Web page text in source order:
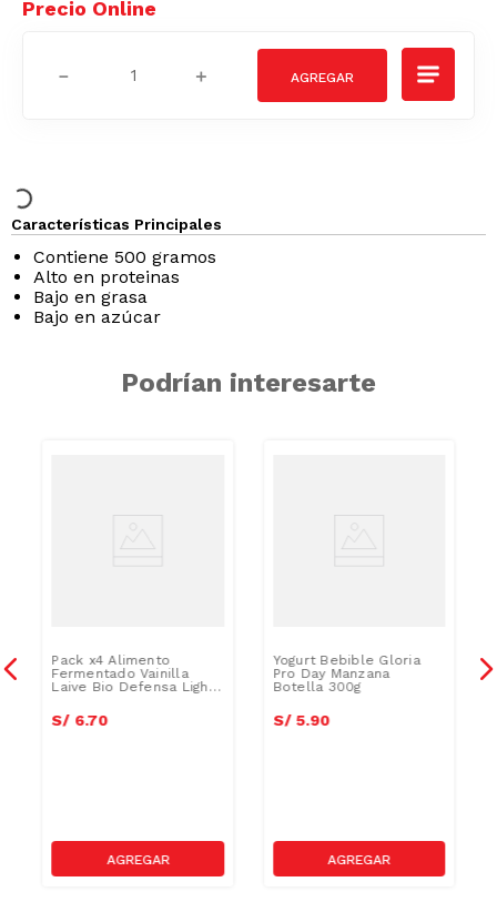
＋
－
Características Principales
Contiene 500 gramos
Alto en proteinas
Bajo en grasa
Bajo en azúcar
Podrían interesarte
Pack x4 Alimento
Fermentado Vainilla
Laive Bio Defensa Light
S/ 6.70
Yogurt Bebible Gloria
Pro Day Manzana
Botella 300g
S/ 5.90